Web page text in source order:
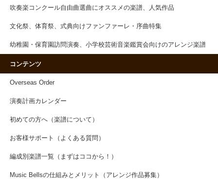
吹奏楽コンクール自由曲選曲にオススメの楽譜、人気作品
文化祭、体育祭、式典向けファンファーレ・序曲特集
幼稚園・保育園訪問演奏、小学校芸術音楽鑑賞会向けのアレンジ楽譜
コンテンツ
Overseas Order
演奏計画カレンダー
初めての方へ（楽譜について）
お客様サポート（よくある質問）
編成別楽譜一覧（まずはココから！）
Music Bellsの仕組みとメリット（アレンジ作品募集）